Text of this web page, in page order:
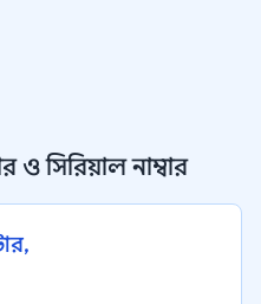
ও সিরিয়াল নাম্বার